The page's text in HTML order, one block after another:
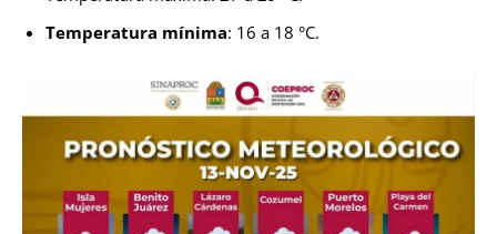
Temperatura mínima: 16 a 18 °C.